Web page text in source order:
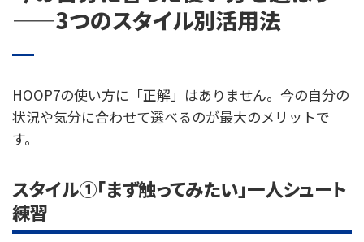
——3つのスタイル別活用法
HOOP7の使い方に「正解」はありません。今の自分の
状況や気分に合わせて選べるのが最大のメリットで
す。
スタイル①「まず触ってみたい」一人シュート
練習